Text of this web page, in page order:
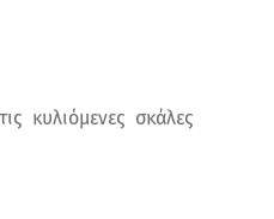
κυλιόμενες σκάλες